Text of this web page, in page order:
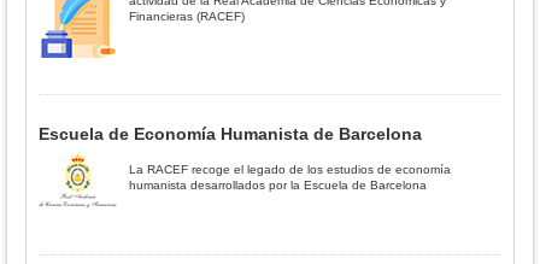
Financieras (RACEF)
Escuela de Economía Humanista de Barcelona
La RACEF recoge el legado de los estudios de economía
humanista desarrollados por la Escuela de Barcelona